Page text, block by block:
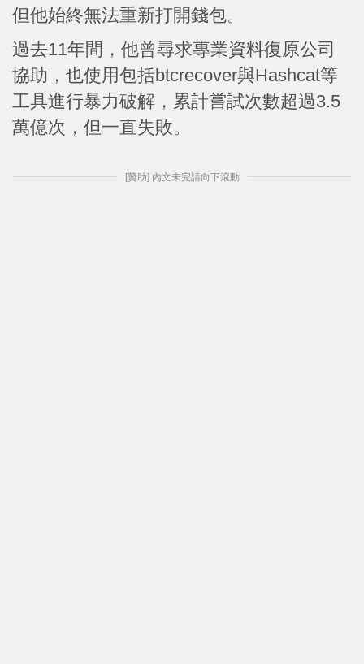
但他始終無法重新打開錢包。
過去11年間，他曾尋求專業資料復原公司
協助，也使用包括btcrecover與Hashcat等
工具進行暴力破解，累計嘗試次數超過3.5
萬億次，但一直失敗。
[贊助] 內文未完請向下滾動